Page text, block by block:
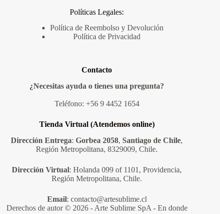
Políticas Legales:
Política de Reembolso y Devolución
Política de Privacidad
Contacto
¿Necesitas ayuda o tienes una pregunta?
Teléfono: +56 9 4452 1654
Tienda Virtual (Atendemos online)
Dirección Entrega:Gorbea 2058,Santiago de Chile,
Región Metropolitana, 8329009, Chile.
Dirección Virtual: Holanda 099 of 1101, Providencia,
Región Metropolitana, Chile.
Email: contacto@artesublime.cl
Derechos de autor © 2026 - Arte Sublime SpA - En donde